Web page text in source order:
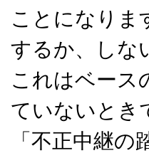
ことになりま
するか、しな
これはベース
ていないとき
「不正中継